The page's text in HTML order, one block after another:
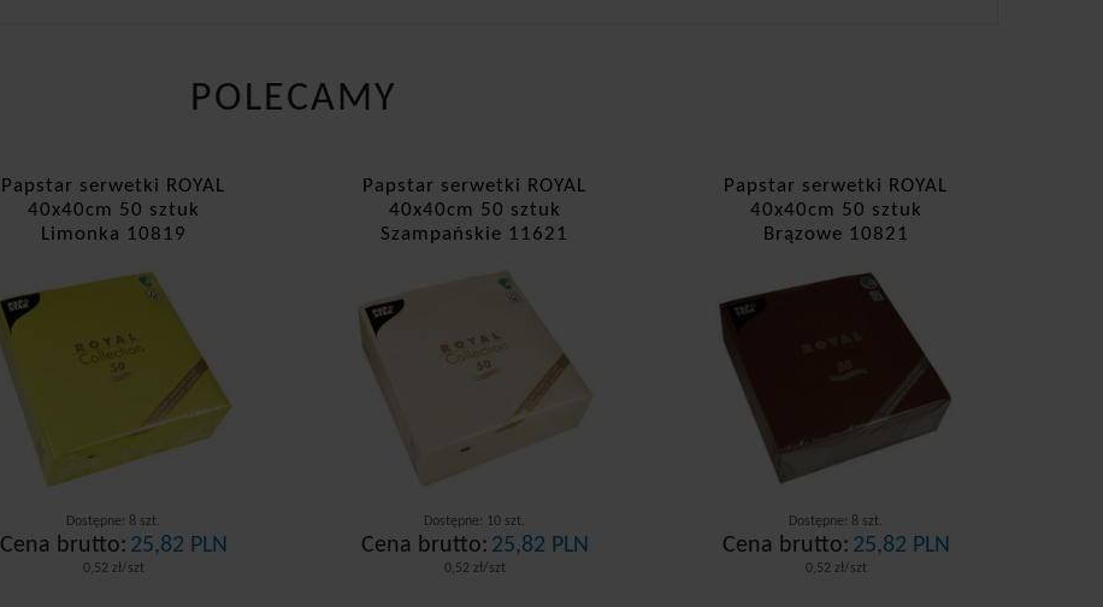
POLECAMY
Papstar serwetki ROYAL
40x40cm 50 sztuk
Limonka 10819
Dostępne: 8 szt.
Cena brutto: 25,82 PLN
0,52 zł/szt
Papstar serwetki ROYAL
40x40cm 50 sztuk
Szampańskie 11621
Dostępne: 10 szt.
Cena brutto: 25,82 PLN
0,52 zł/szt
Papstar serwetki ROYAL
40x40cm 50 sztuk
Brązowe 10821
Dostępne: 8 szt.
Cena brutto: 25,82 PLN
0,52 zł/szt